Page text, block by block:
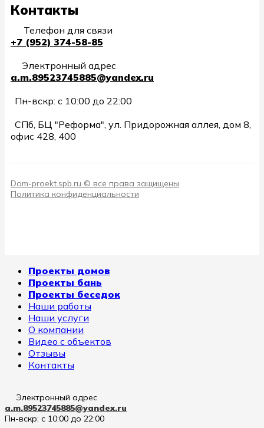
Контакты
Телефон для связи
+7 (952) 374-58-85
Электронный адрес
a.m.89523745885@yandex.ru
Пн-вскр: с 10:00 до 22:00
СПб, БЦ "Реформа", ул. Придорожная аллея, дом 8,
офис 428, 400
Dom-proekt.spb.ru © все права защищены
Политика конфиденциальности
Проекты домов
Проекты бань
Проекты беседок
Наши работы
Наши услуги
О компании
Видео с объектов
Отзывы
Контакты
Электронный адрес
a.m.89523745885@yandex.ru
Пн-вскр: с 10:00 до 22:00